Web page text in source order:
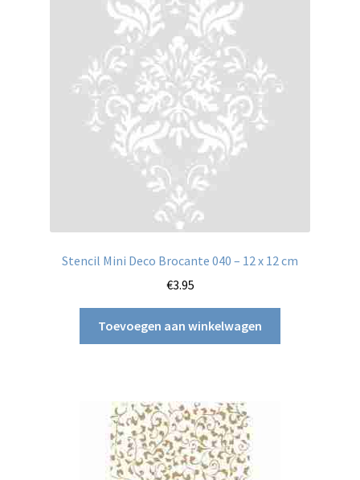
Stencil Mini Deco Brocante 040 – 12 x 12 cm
€3.95
Toevoegen aan winkelwagen